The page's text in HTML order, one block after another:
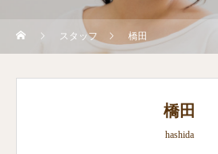
スタッフ 橋田
橋田
hashida